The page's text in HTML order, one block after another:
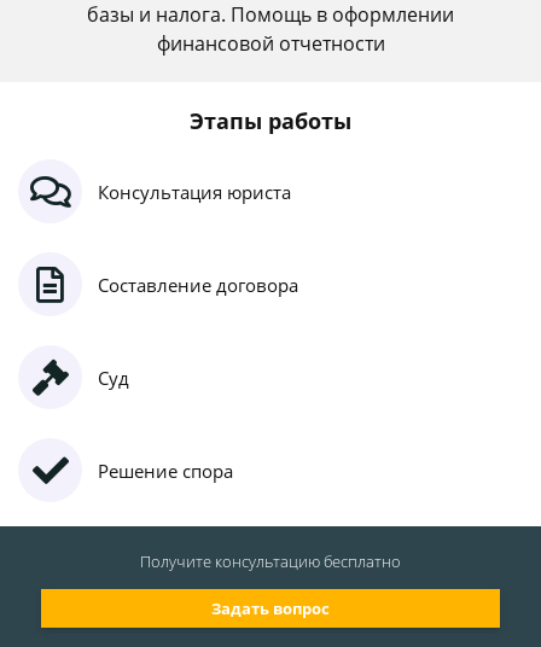
базы и налога. Помощь в оформлении
финансовой отчетности
Этапы работы
Консультация юриста
Составление договора
Суд
Решение спора
Задать вопрос
Получите консультациюбесплатно